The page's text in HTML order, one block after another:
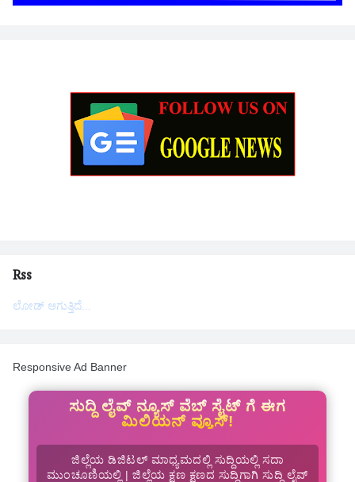
Rss
ಲೋಡ್ ಆಗುತ್ತಿದೆ...
Responsive Ad Banner
ಸುದ್ದಿ ಲೈವ್ ನ್ಯೂಸ್ ವೆಬ್ ಸೈಟ್ ಗೆ ಈಗ
ಮಿಲಿಯನ್ ವ್ಯೂಸ್!
ಜಿಲ್ಲೆಯ ಡಿಜಿಟಲ್ ಮಾಧ್ಯಮದಲ್ಲಿ ಸುದ್ದಿಯಲ್ಲಿ ಸದಾ
ಮುಂಚೂಣಿಯಲ್ಲಿ | ಜಿಲ್ಲೆಯ ಕ್ಷಣ ಕ್ಷಣದ ಸುದ್ದಿಗಾಗಿ ಸುದ್ದಿ ಲೈವ್